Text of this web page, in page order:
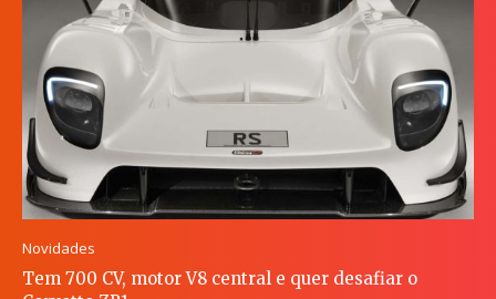
Novidades
Tem 700 CV, motor V8 central e quer desafiar o